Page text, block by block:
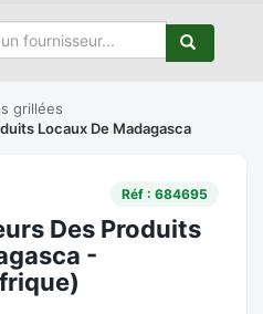
grillées
Locaux De Madagasca
Réf : 684695
Des Produits
-